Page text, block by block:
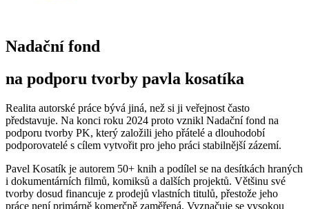
Nadační fond
na podporu tvorby pavla kosatíka
Realita autorské práce bývá jiná, než si ji veřejnost často
představuje. Na konci roku 2024 proto vznikl Nadační fond na
podporu tvorby PK, který založili jeho přátelé a dlouhodobí
podporovatelé s cílem vytvořit pro jeho práci stabilnější zázemí.
Pavel Kosatík je autorem 50+ knih a podílel se na desítkách hraných
i dokumentárních filmů, komiksů a dalších projektů. Většinu své
tvorby dosud financuje z prodejů vlastních titulů, přestože jeho
práce není primárně komerčně zaměřená. Vyznačuje se vysokou